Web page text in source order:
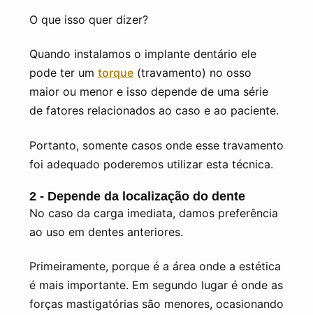
O que isso quer dizer?
Quando instalamos o implante dentário ele
pode ter um torque(travamento) no osso
maior ou menor e isso depende de uma série
de fatores relacionados ao caso e ao paciente.
Portanto, somente casos onde esse travamento
foi adequado poderemos utilizar esta técnica.
2 - Depende da localização do dente
No caso da carga imediata, damos preferência
ao uso em dentes anteriores.
Primeiramente, porque é a área onde a estética
é mais importante. Em segundo lugar é onde as
forças mastigatórias são menores, ocasionando